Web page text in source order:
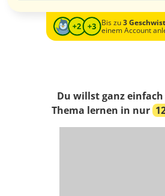
Bis zu3
einem Account
Du willst ganz
Thema lernen in nur